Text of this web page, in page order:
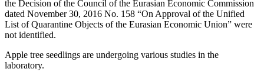
the Decision of the Council of the Eurasian Economic Commission
dated November 30, 2016 No. 158 “On Approval of the Unified
List of Quarantine Objects of the Eurasian Economic Union” were
not identified.
Apple tree seedlings are undergoing various studies in the
laboratory.